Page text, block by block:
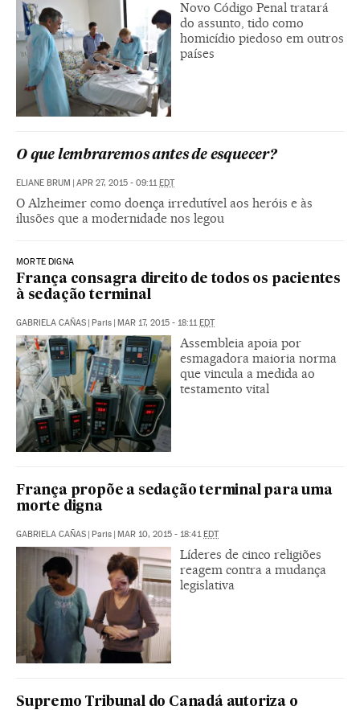
Novo Código Penal tratará
do assunto, tido como
homicídio piedoso em outros
países
O que lembraremos antes de esquecer?
ELIANE BRUM | APR 27, 2015 - 09:11EDT
O Alzheimer como doença irredutível aos heróis e às
ilusões que a modernidade nos legou
MORTE DIGNA
França consagra direito de todos os pacientes
à sedação terminal
GABRIELA CAÑAS | Paris | MAR 17, 2015 - 18:11EDT
Assembleia apoia por
esmagadora maioria norma
que vincula a medida ao
testamento vital
França propõe a sedação terminal para uma
morte digna
GABRIELA CAÑAS | Paris | MAR 10, 2015 - 18:41EDT
Líderes de cinco religiões
reagem contra a mudança
legislativa
Supremo Tribunal do Canadá autoriza o